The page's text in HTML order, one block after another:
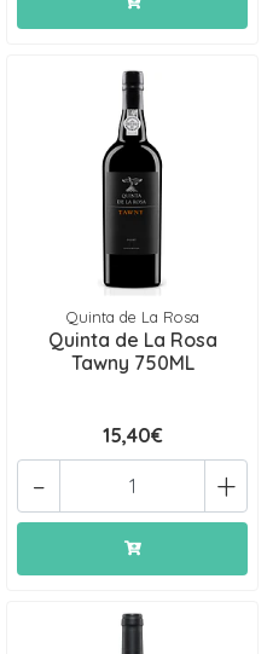
Quinta de La Rosa
Quinta de La Rosa
Tawny 750ML
15,40€
+
-